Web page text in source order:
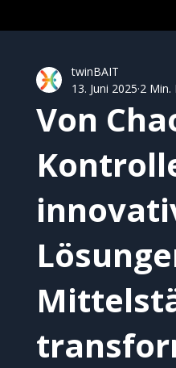
Von
twinBAIT
13. Juni 2025 2 Min.